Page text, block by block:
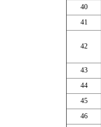
40
41
42
43
44
45
46